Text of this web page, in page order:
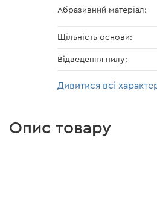
Абразивний матеріал:
Щільність основи:
Відведення пилу:
Дивитися всі
Опис товару